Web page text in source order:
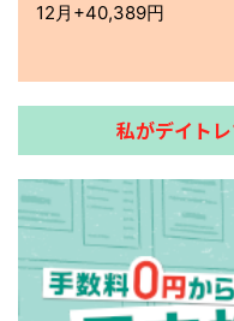
12月+40,389円
私がデイト